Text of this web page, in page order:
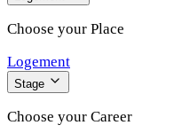
Choose your Place
Logement
Stage
Choose your Career